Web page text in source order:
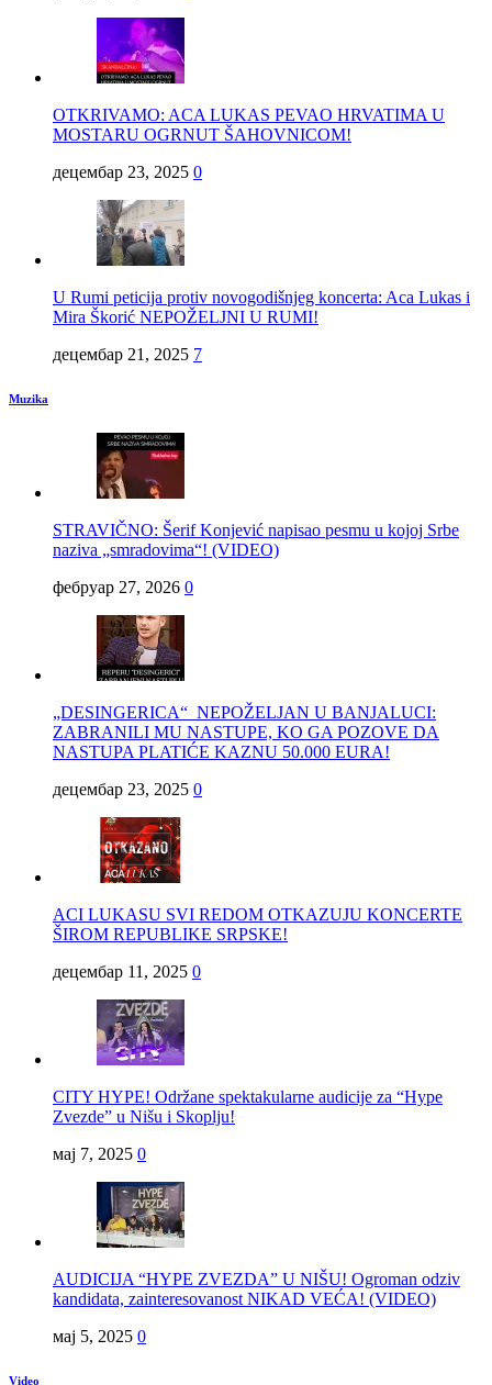
OTKRIVAMO: ACA LUKAS PEVAO HRVATIMA U
MOSTARU OGRNUT ŠAHOVNICOM!
децембар 23, 2025 0
U Rumi peticija protiv novogodišnjeg koncerta: Aca Lukas i
Mira Škorić NEPOŽELJNI U RUMI!
децембар 21, 2025 7
Muzika
STRAVIČNO: Šerif Konjević napisao pesmu u kojoj Srbe
naziva „smradovima“! (VIDEO)
фебруар 27, 2026 0
„DESINGERICA“ NEPOŽELJAN U BANJALUCI:
ZABRANILI MU NASTUPE, KO GA POZOVE DA
NASTUPA PLATIĆE KAZNU 50.000 EURA!
децембар 23, 2025 0
ACI LUKASU SVI REDOM OTKAZUJU KONCERTE
ŠIROM REPUBLIKE SRPSKE!
децембар 11, 2025 0
CITY HYPE! Održane spektakularne audicije za “Hype
Zvezde” u Nišu i Skoplju!
мај 7, 2025 0
AUDICIJA “HYPE ZVEZDA” U NIŠU! Ogroman odziv
kandidata, zainteresovanost NIKAD VEĆA! (VIDEO)
мај 5, 2025 0
Video